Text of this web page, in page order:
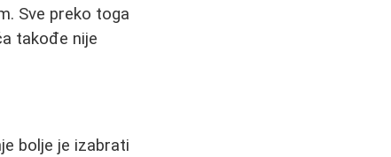
Sve preko toga
takođe nije
bolje je izabrati